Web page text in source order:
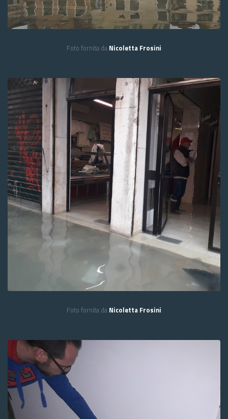
Foto fornita da Nicoletta Frosini
Foto fornita da Nicoletta Frosini